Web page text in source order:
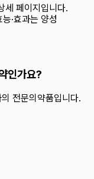
세 페이지입니다.
·효과는 양성
인가요?
전문의약품입니다.